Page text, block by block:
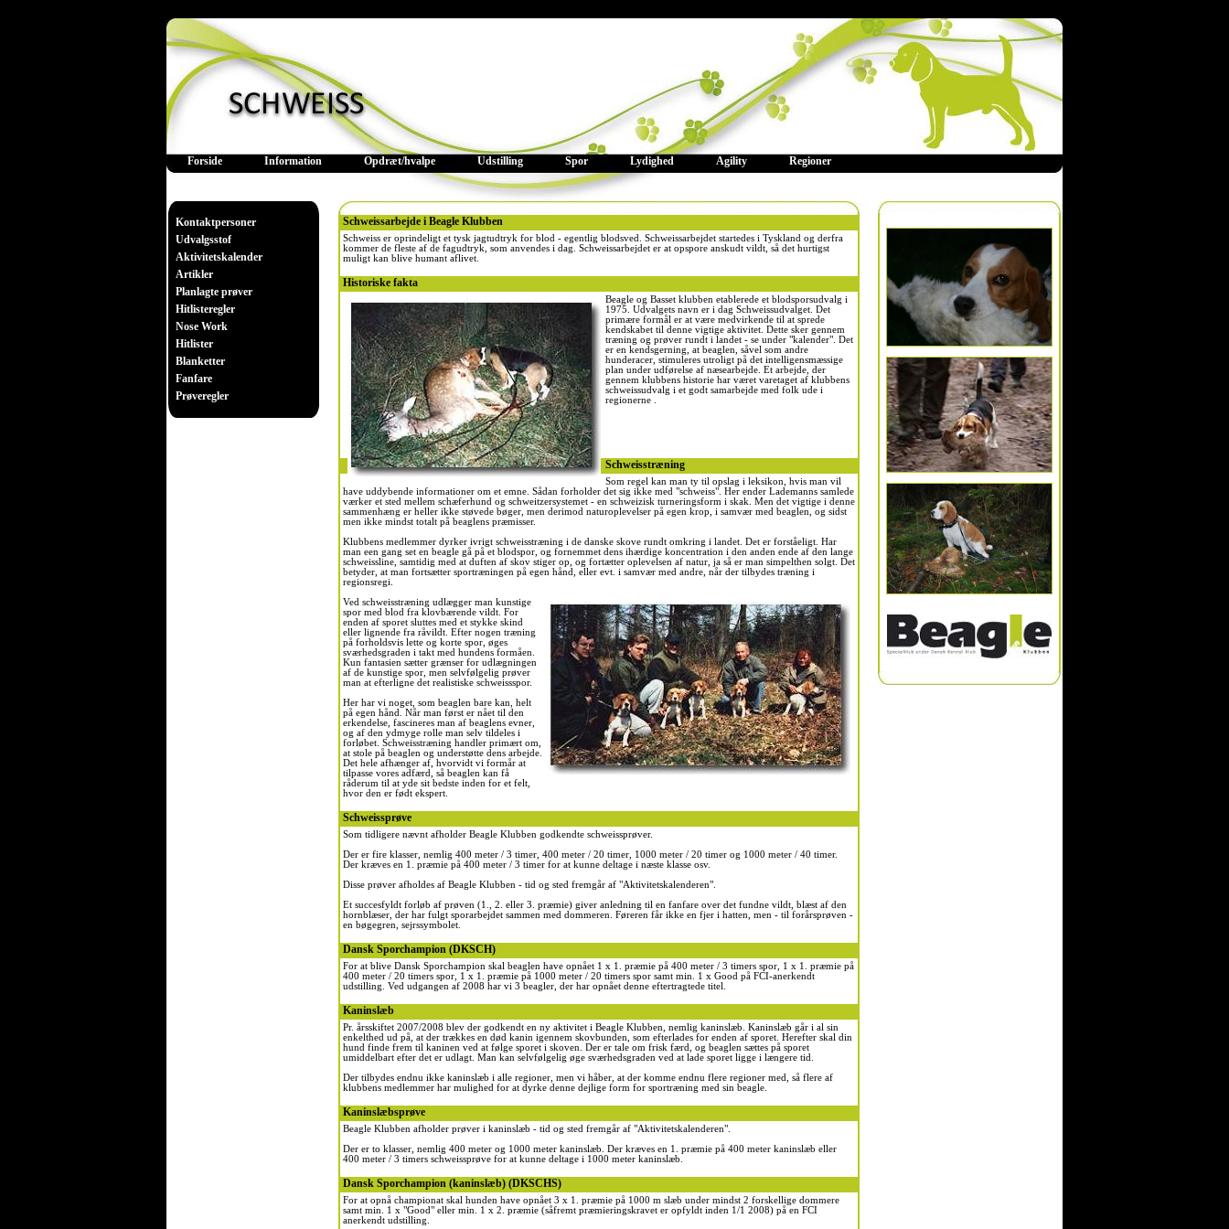
Forside Information Opdræt/hvalpe Udstilling Spor Lydighed Agility Regioner
Kontaktpersoner
Udvalgsstof
Aktivitetskalender
Artikler
Planlagte prøver
Hitlisteregler
Nose Work
Hitlister
Blanketter
Fanfare
Prøveregler
Schweissarbejde i Beagle Klubben
Schweiss er oprindeligt et tysk jagtudtryk for blod - egentlig blodsved. Schweissarbejdet startedes i Tyskland og derfra
kommer de fleste af de fagudtryk, som anvendes i dag. Schweissarbejdet er at opspore anskudt vildt, så det hurtigst
muligt kan blive humant aflivet.
Historiske fakta
Beagle og Basset klubben etablerede et blodsporsudvalg i
1975. Udvalgets navn er i dag Schweissudvalget. Det
primære formål er at være medvirkende til at sprede
kendskabet til denne vigtige aktivitet. Dette sker gennem
træning og prøver rundt i landet - se under "kalender". Det
er en kendsgerning, at beaglen, såvel som andre
hunderacer, stimuleres utroligt på det intelligensmæssige
plan under udførelse af næsearbejde. Et arbejde, der
gennem klubbens historie har været varetaget af klubbens
schweissudvalg i et godt samarbejde med folk ude i
regionerne .
Schweisstræning
Som regel kan man ty til opslag i leksikon, hvis man vil
have uddybende informationer om et emne. Sådan forholder det sig ikke med "schweiss". Her ender Lademanns samlede
værker et sted mellem schæferhund og schweitzersystemet - en schweizisk turneringsform i skak. Men det vigtige i denne
sammenhæng er heller ikke støvede bøger, men derimod naturoplevelser på egen krop, i samvær med beaglen, og sidst
men ikke mindst totalt på beaglens præmisser.
Klubbens medlemmer dyrker ivrigt schweisstræning i de danske skove rundt omkring i landet. Det er forståeligt. Har
man een gang set en beagle gå på et blodspor, og fornemmet dens ihærdige koncentration i den anden ende af den lange
schweissline, samtidig med at duften af skov stiger op, og fortætter oplevelsen af natur, ja så er man simpelthen solgt. Det
betyder, at man fortsætter sportræningen på egen hånd, eller evt. i samvær med andre, når der tilbydes træning i
regionsregi.
Ved schweisstræning udlægger man kunstige
spor med blod fra klovbærende vildt. For
enden af sporet sluttes med et stykke skind
eller lignende fra råvildt. Efter nogen træning
på forholdsvis lette og korte spor, øges
sværhedsgraden i takt med hundens formåen.
Kun fantasien sætter grænser for udlægningen
af de kunstige spor, men selvfølgelig prøver
man at efterligne det realistiske schweissspor.
Her har vi noget, som beaglen bare kan, helt
på egen hånd. Når man først er nået til den
erkendelse, fascineres man af beaglens evner,
og af den ydmyge rolle man selv tildeles i
forløbet. Schweisstræning handler primært om,
at stole på beaglen og understøtte dens arbejde.
Det hele afhænger af, hvorvidt vi formår at
tilpasse vores adfærd, så beaglen kan få
råderum til at yde sit bedste inden for et felt,
hvor den er født ekspert.
Schweissprøve
Som tidligere nævnt afholder Beagle Klubben godkendte schweissprøver.
Der er fire klasser, nemlig 400 meter / 3 timer, 400 meter / 20 timer, 1000 meter / 20 timer og 1000 meter / 40 timer.
Der kræves en 1. præmie på 400 meter / 3 timer for at kunne deltage i næste klasse osv.
Disse prøver afholdes af Beagle Klubben - tid og sted fremgår af "Aktivitetskalenderen".
Et succesfyldt forløb af prøven (1., 2. eller 3. præmie) giver anledning til en fanfare over det fundne vildt, blæst af den
hornblæser, der har fulgt sporarbejdet sammen med dommeren. Føreren får ikke en fjer i hatten, men - til forårsprøven -
en bøgegren, sejrssymbolet.
Dansk Sporchampion (DKSCH)
For at blive Dansk Sporchampion skal beaglen have opnået 1 x 1. præmie på 400 meter / 3 timers spor, 1 x 1. præmie på
400 meter / 20 timers spor, 1 x 1. præmie på 1000 meter / 20 timers spor samt min. 1 x Good på FCI-anerkendt
udstilling. Ved udgangen af 2008 har vi 3 beagler, der har opnået denne eftertragtede titel.
Kaninslæb
Pr. årsskiftet 2007/2008 blev der godkendt en ny aktivitet i Beagle Klubben, nemlig kaninslæb. Kaninslæb går i al sin
enkelthed ud på, at der trækkes en død kanin igennem skovbunden, som efterlades for enden af sporet. Herefter skal din
hund finde frem til kaninen ved at følge sporet i skoven. Der er tale om frisk færd, og beaglen sættes på sporet
umiddelbart efter det er udlagt. Man kan selvfølgelig øge sværhedsgraden ved at lade sporet ligge i længere tid.
Der tilbydes endnu ikke kaninslæb i alle regioner, men vi håber, at der komme endnu flere regioner med, så flere af
klubbens medlemmer har mulighed for at dyrke denne dejlige form for sportræning med sin beagle.
Kaninslæbsprøve
Beagle Klubben afholder prøver i kaninslæb - tid og sted fremgår af "Aktivitetskalenderen".
Der er to klasser, nemlig 400 meter og 1000 meter kaninslæb. Der kræves en 1. præmie på 400 meter kaninslæb eller
400 meter / 3 timers schweissprøve for at kunne deltage i 1000 meter kaninslæb.
Dansk Sporchampion (kaninslæb) (DKSCHS)
For at opnå championat skal hunden have opnået 3 x 1. præmie på 1000 m slæb under mindst 2 forskellige dommere
samt min. 1 x "Good" eller min. 1 x 2. præmie (såfremt præmieringskravet er opfyldt inden 1/1 2008) på en FCI
anerkendt udstilling.